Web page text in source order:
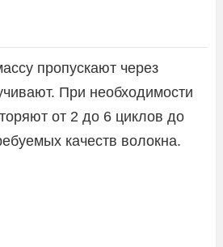
пропускают через
При необходимости
от 2 до 6 циклов до
качеств волокна.